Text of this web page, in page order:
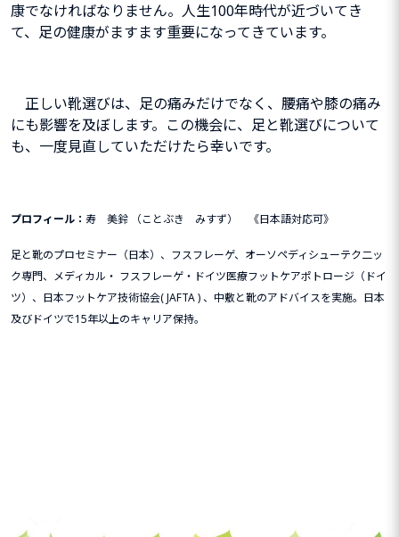
康でなければなりません。人生100年時代が近づいてき
て、足の健康がますます重要になってきています。
正しい靴選びは、足の痛みだけでなく、腰痛や膝の痛み
にも影響を及ぼします。この機会に、足と靴選びについて
も、一度見直していただけたら幸いです。
プロフィール： 寿 美鈴 （ことぶき みすず） 《日本語対応可》
足と靴のプロセミナー（日本）、フスフレーゲ、オーソペディシューテク二ッ
ク専門、メディカル・ フスフレーゲ・ドイツ医療フットケアポトロージ（ドイ
ツ）、日本フットケア技術協会( JAFTA ) 、中敷と靴のアドバイスを実施。日本
及びドイツで15年以上のキャリア保持。